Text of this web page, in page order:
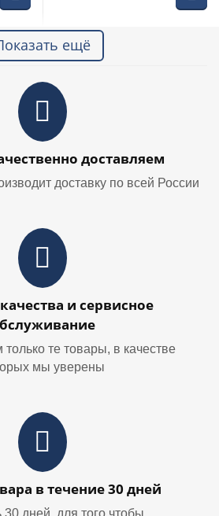
ещё
доставляем
доставку по всей России
и сервисное
те товары, в качестве
мы уверены
в течение 30 дней
30 дней, для того чтобы